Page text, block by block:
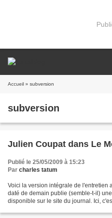
Accueil » subversion
subversion
Julien Coupat dans Le
Publié le 25/05/2009 à 15:23
Par charles tatum
Voici la version intégrale de l'entretien
daté de demain publie (semble-t-il)
disponible sur le site du journal. Ici,